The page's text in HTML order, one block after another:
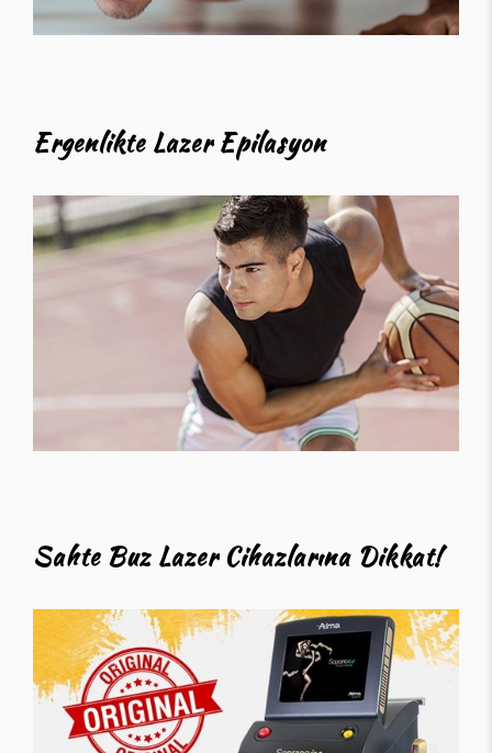
Ergenlikte Lazer Epilasyon
Sahte Buz Lazer Cihazlarına Dikkat!